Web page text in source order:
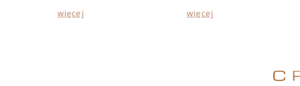
więcej
więcej